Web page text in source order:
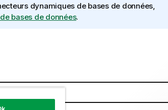
dynamiques de bases de données,
bases de données.